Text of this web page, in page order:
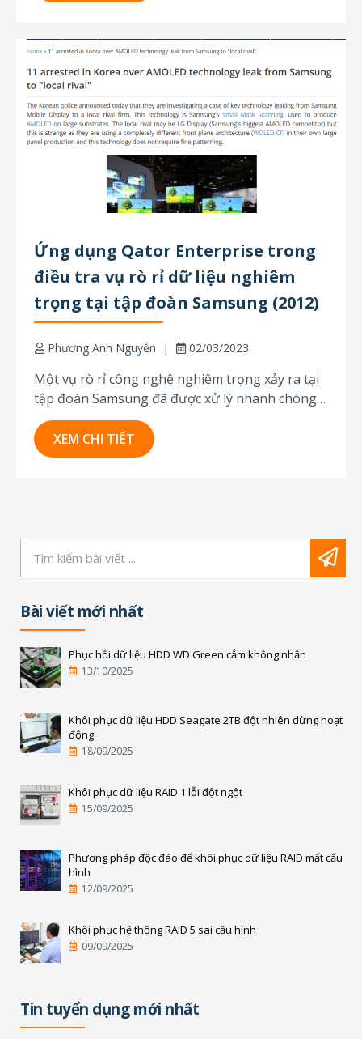
Ứng dụng Qator Enterprise trong
điều tra vụ rò rỉ dữ liệu nghiêm
trọng tại tập đoàn Samsung (2012)
Phương Anh Nguyễn 02/03/2023
Một vụ rò rỉ công nghệ nghiêm trọng xảy ra tại
tập đoàn Samsung đã được xử lý nhanh chóng
nhờ có sự hỗ trợ của Qator Enterprise. Báo chí
Hàn Quốc đưa tin về vụ rò rỉ công nghệ nghiêm
trọng tại Samsung Tháng 5/2012, 11 người đã
XEM CHI TIẾT
Bài viết mới nhất
Phục hồi dữ liệu HDD WD Green cắm không nhận
13/10/2025
Khôi phục dữ liệu HDD Seagate 2TB đột nhiên dừng hoạt
động
18/09/2025
Khôi phục dữ liệu RAID 1 lỗi đột ngột
15/09/2025
Phương pháp độc đáo để khôi phục dữ liệu RAID mất cấu
hình
12/09/2025
Khôi phục hệ thống RAID 5 sai cấu hình
09/09/2025
Tin tuyển dụng mới nhất